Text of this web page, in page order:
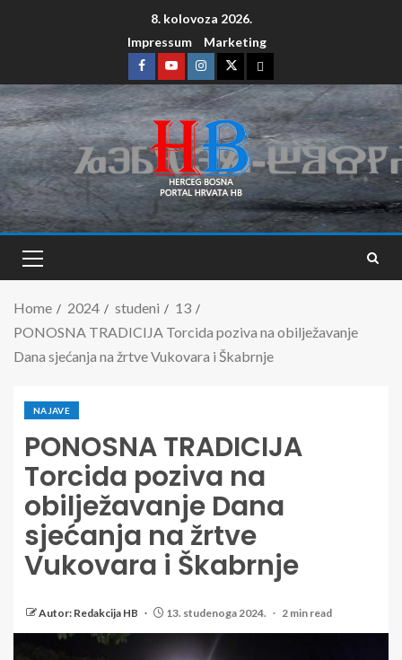
8. kolovoza 2026.
Impressum
Marketing
Home 2024 studeni
13
PONOSNA TRADICIJA Torcida poziva na obilježavanje
Dana sjećanja na žrtve Vukovara i Škabrnje
NAJAVE
PONOSNA TRADICIJA
Torcida poziva na
obilježavanje Dana
sjećanja na žrtve
Vukovara i Škabrnje
Autor: Redakcija HB 13. studenoga 2024. 2 min read